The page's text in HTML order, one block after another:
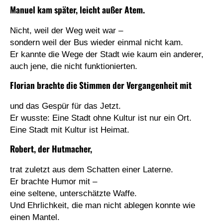
Manuelkam später, leicht außer Atem.
Nicht, weil der Weg weit war –
sondern weil der Bus wieder einmal nicht kam.
Er kannte die Wege der Stadt wie kaum ein anderer,
auch jene, die nicht funktionierten.
Florianbrachte die Stimmen der Vergangenheit mit
und das Gespür für das Jetzt.
Er wusste: Eine Stadt ohne Kultur ist nur ein Ort.
Eine Stadt mit Kultur ist Heimat.
Robert, der Hutmacher,
trat zuletzt aus dem Schatten einer Laterne.
Er brachte Humor mit –
eine seltene, unterschätzte Waffe.
Und Ehrlichkeit, die man nicht ablegen konnte wie
einen Mantel.